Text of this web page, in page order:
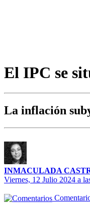
El IPC se
La inflación
INMACULADA
Viernes, 12 Julio 2024 a